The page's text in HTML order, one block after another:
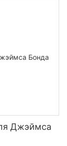
Джэймса